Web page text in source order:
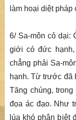
làm hoại diệt pháp
6/ Sa-môn cỏ dại:
giới có đức
chẳng phải Sa-
hạnh. Từ trước đã
Tăng chúng,
đọa ác đạo. Như
lúa khó phân biệt